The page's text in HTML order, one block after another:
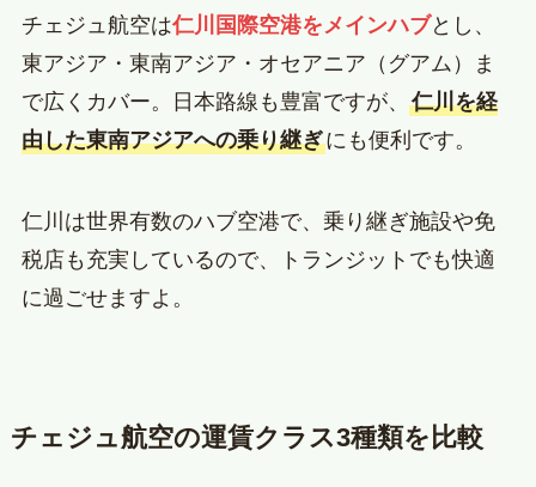
チェジュ航空は仁川国際空港をメインハブとし、
東アジア・東南アジア・オセアニア（グアム）ま
で広くカバー。日本路線も豊富ですが、 仁川を経
由した東南アジアへの乗り継ぎにも便利です。
仁川は世界有数のハブ空港で、乗り継ぎ施設や免
税店も充実しているので、トランジットでも快適
に過ごせますよ。
チェジュ航空の運賃クラス3種類を比較